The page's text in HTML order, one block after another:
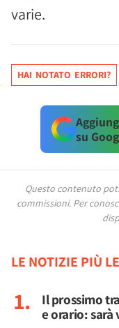
varie.
HAI NOTATO ERRORI?
su
Questo contenuto
commissioni. Per
LE NOTIZIE PIÙ
Il prossimo
e orario: